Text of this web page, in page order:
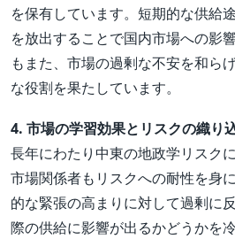
を保有しています。短期的な供給
を放出することで国内市場への影
もまた、市場の過剰な不安を和ら
な役割を果たしています。
4. 市場の学習効果とリスクの織り
長年にわたり中東の地政学リスク
市場関係者もリスクへの耐性を身
的な緊張の高まりに対して過剰に
際の供給に影響が出るかどうかを